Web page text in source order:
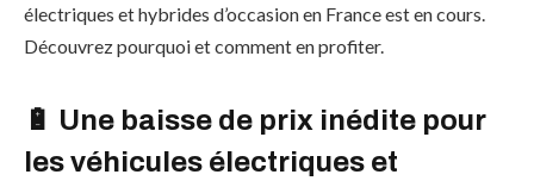
électriques et hybrides d’occasion en France est en cours.
Découvrez pourquoi et comment en profiter.
🔋 Une baisse de prix inédite pour
les véhicules électriques et